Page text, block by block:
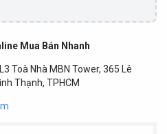
Mua Bán Nhanh
Toà Nhà MBN Tower, 365 Lê
Thạnh, TPHCM